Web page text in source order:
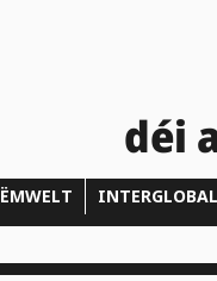
déi
ËMWELT INTERGLOBAL